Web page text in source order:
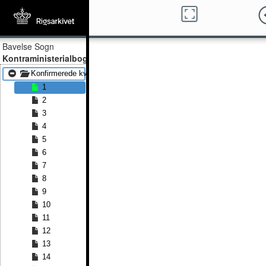
Bavelse Sogn
Kontraministerialbog
Konfirmerede kvinder 1854 - Konfirmerede kvinder 1891
1
2
3
4
5
6
7
8
9
10
11
12
13
14